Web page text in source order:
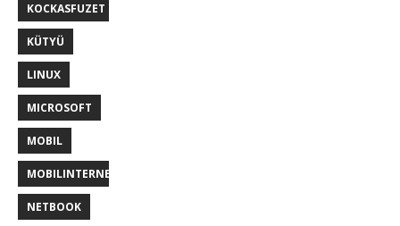
KOCKASFUZET
KÜTYÜ
LINUX
MICROSOFT
MOBIL
MOBILINTERNET
NETBOOK